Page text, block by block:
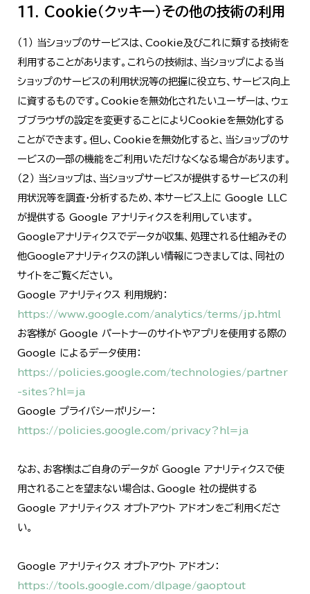
11. Cookie（クッキー）その他の技術の利用
（１） 当ショップのサービスは、Cookie及びこれに類する技術を
利用することがあります。これらの技術は、当ショップによる当
ショップのサービスの利用状況等の把握に役立ち、サービス向上
に資するものです。Cookieを無効化されたいユーザーは、ウェ
ブブラウザの設定を変更することによりCookieを無効化する
ことができます。但し、Cookieを無効化すると、当ショップのサ
ービスの一部の機能をご利用いただけなくなる場合があります。
（２） 当ショップは、当ショップサービスが提供するサービスの利
用状況等を調査・分析するため、本サービス上に Google LLC
が提供する Google アナリティクスを利用しています。
Googleアナリティクスでデータが収集、処理される仕組みその
他Googleアナリティクスの詳しい情報につきましては、同社の
サイトをご覧ください。
Google アナリティクス 利用規約：
https://www.google.com/analytics/terms/jp.html
お客様が Google パートナーのサイトやアプリを使用する際の
Google によるデータ使用：
https://policies.google.com/technologies/partner
-sites?hl=ja
Google プライバシーポリシー：
https://policies.google.com/privacy?hl=ja
なお、お客様はご自身のデータが Google アナリティクスで使
用されることを望まない場合は、Google 社の提供する
Google アナリティクス オプトアウト アドオンをご利用くださ
い。
Google アナリティクス オプトアウト アドオン：
https://tools.google.com/dlpage/gaoptout